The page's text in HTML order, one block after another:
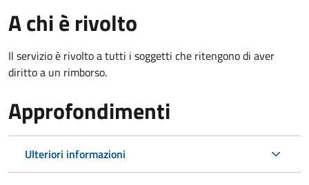
A chi è rivolto
Il servizio è rivolto a tutti i soggetti che ritengono di aver
diritto a un rimborso.
Approfondimenti
Ulteriori informazioni